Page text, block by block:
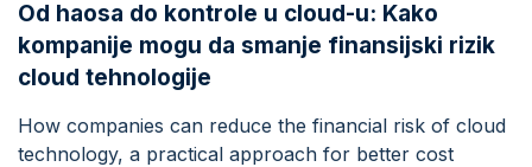
Od haosa do kontrole u cloud-u: Kako
kompanije mogu da smanje finansijski rizik
cloud tehnologije
How companies can reduce the financial risk of cloud
technology, a practical approach for better cost